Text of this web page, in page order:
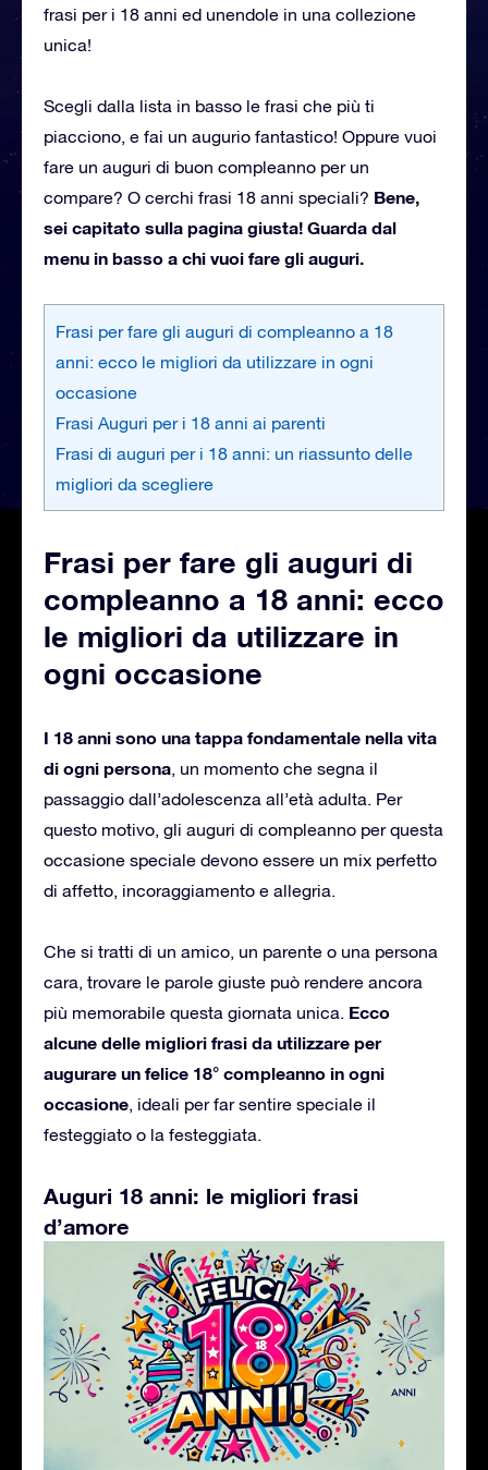
frasi per i 18 anni ed unendole in una collezione
unica!
Scegli dalla lista in basso le frasi che più ti
piacciono, e fai un augurio fantastico! Oppure vuoi
fare un auguri di buon compleanno per un
compare? O cerchi frasi 18 anni speciali? Bene,
sei capitato sulla pagina giusta! Guarda dal
menu in basso a chi vuoi fare gli auguri.
Frasi per fare gli auguri di compleanno a 18
anni: ecco le migliori da utilizzare in ogni
occasione
Frasi Auguri per i 18 anni ai parenti
Frasi di auguri per i 18 anni: un riassunto delle
migliori da scegliere
Frasi per fare gli auguri di
compleanno a 18 anni: ecco
le migliori da utilizzare in
ogni occasione
I 18 anni sono una tappa fondamentale nella vita
di ogni persona, un momento che segna il
passaggio dall’adolescenza all’età adulta. Per
questo motivo, gli auguri di compleanno per questa
occasione speciale devono essere un mix perfetto
di affetto, incoraggiamento e allegria.
Che si tratti di un amico, un parente o una persona
cara, trovare le parole giuste può rendere ancora
più memorabile questa giornata unica. Ecco
alcune delle migliori frasi da utilizzare per
augurare un felice 18° compleanno in ogni
occasione, ideali per far sentire speciale il
festeggiato o la festeggiata.
Auguri 18 anni: le migliori frasi
d’amore